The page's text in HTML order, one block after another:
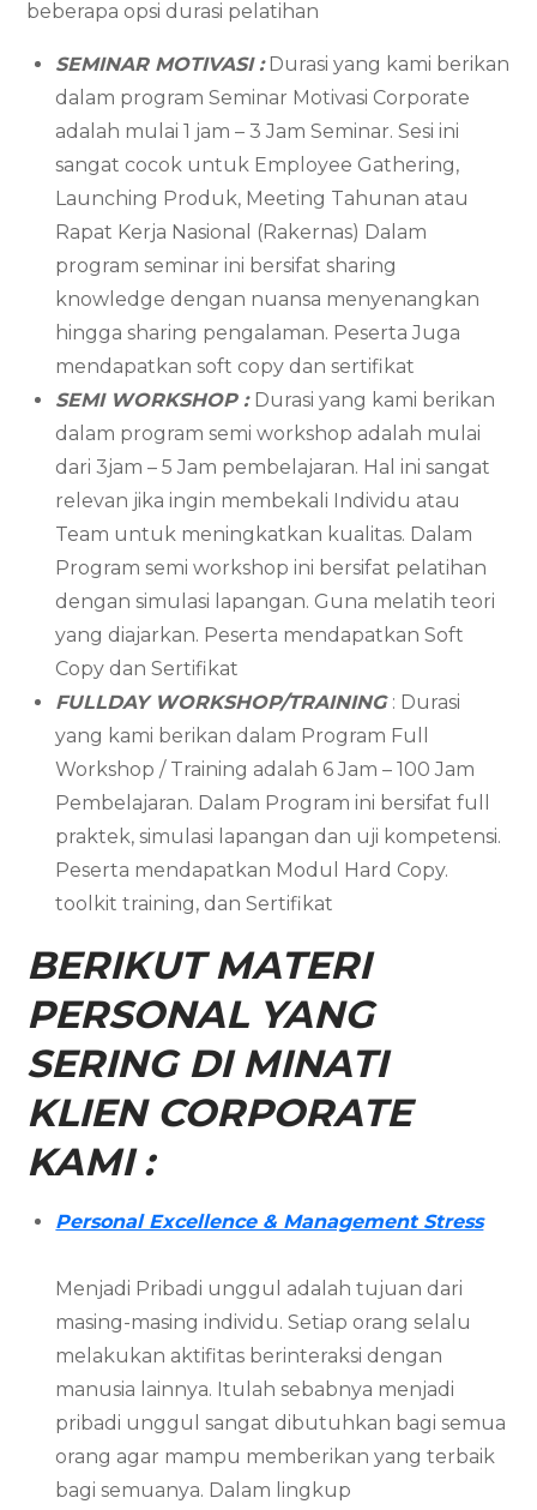
beberapa opsi durasi pelatihan
SEMINAR MOTIVASI :Durasi yang kami berikan
dalam program Seminar Motivasi Corporate
adalah mulai 1 jam – 3 Jam Seminar. Sesi ini
sangat cocok untuk Employee Gathering,
Launching Produk, Meeting Tahunan atau
Rapat Kerja Nasional (Rakernas) Dalam
program seminar ini bersifat sharing
knowledge dengan nuansa menyenangkan
hingga sharing pengalaman. Peserta Juga
mendapatkan soft copy dan sertifikat
SEMI WORKSHOP : Durasi yang kami berikan
dalam program semi workshop adalah mulai
dari 3jam – 5 Jam pembelajaran. Hal ini sangat
relevan jika ingin membekali Individu atau
Team untuk meningkatkan kualitas. Dalam
Program semi workshop ini bersifat pelatihan
dengan simulasi lapangan. Guna melatih teori
yang diajarkan. Peserta mendapatkan Soft
Copy dan Sertifikat
FULLDAY WORKSHOP/TRAINING : Durasi
yang kami berikan dalam Program Full
Workshop / Training adalah 6 Jam – 100 Jam
Pembelajaran. Dalam Program ini bersifat full
praktek, simulasi lapangan dan uji kompetensi.
Peserta mendapatkan Modul Hard Copy.
toolkit training, dan Sertifikat
BERIKUT MATERI
PERSONAL YANG
SERING DI MINATI
KLIEN CORPORATE
KAMI :
Personal Excellence & Management Stress
Menjadi Pribadi unggul adalah tujuan dari
masing-masing individu. Setiap orang selalu
melakukan aktifitas berinteraksi dengan
manusia lainnya. Itulah sebabnya menjadi
pribadi unggul sangat dibutuhkan bagi semua
orang agar mampu memberikan yang terbaik
bagi semuanya. Dalam lingkup